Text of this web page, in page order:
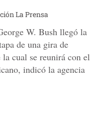
La Prensa
W. Bush llegó la
de una gira de
cual se reunirá con el
indicó la agencia